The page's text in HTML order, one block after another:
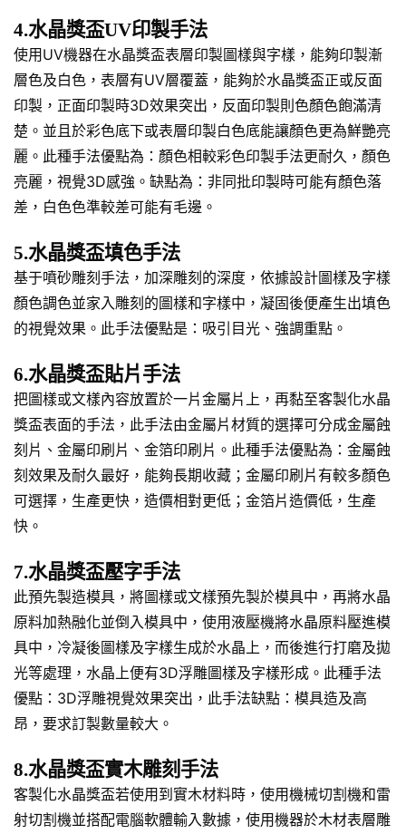
4.水晶獎盃UV印製手法
使用UV機器在水晶獎盃表層印製圖樣與字樣，能夠印製漸
層色及白色，表層有UV層覆蓋，能夠於水晶獎盃正或反面
印製，正面印製時3D效果突出，反面印製則色顏色飽滿清
楚。並且於彩色底下或表層印製白色底能讓顏色更為鮮艷亮
麗。此種手法優點為：顏色相較彩色印製手法更耐久，顏色
亮麗，視覺3D感強。缺點為：非同批印製時可能有顏色落
差，白色色準較差可能有毛邊。
5.水晶獎盃填色手法
基于噴砂雕刻手法，加深雕刻的深度，依據設計圖樣及字樣
顏色調色並家入雕刻的圖樣和字樣中，凝固後便產生出填色
的視覺效果。此手法優點是：吸引目光、強調重點。
6.水晶獎盃貼片手法
把圖樣或文樣內容放置於一片金屬片上，再黏至客製化水晶
獎盃表面的手法，此手法由金屬片材質的選擇可分成金屬蝕
刻片、金屬印刷片、金箔印刷片。此種手法優點為：金屬蝕
刻效果及耐久最好，能夠長期收藏；金屬印刷片有較多顏色
可選擇，生產更快，造價相對更低；金箔片造價低，生產
快。
7.水晶獎盃壓字手法
此預先製造模具，將圖樣或文樣預先製於模具中，再將水晶
原料加熱融化並倒入模具中，使用液壓機將水晶原料壓進模
具中，冷凝後圖樣及字樣生成於水晶上，而後進行打磨及拋
光等處理，水晶上便有3D浮雕圖樣及字樣形成。此種手法
優點：3D浮雕視覺效果突出，此手法缺點：模具造及高
昂，要求訂製數量較大。
8.水晶獎盃實木雕刻手法
客製化水晶獎盃若使用到實木材料時，使用機械切割機和雷
射切割機並搭配電腦軟體輸入數據，使用機器於木材表層雕